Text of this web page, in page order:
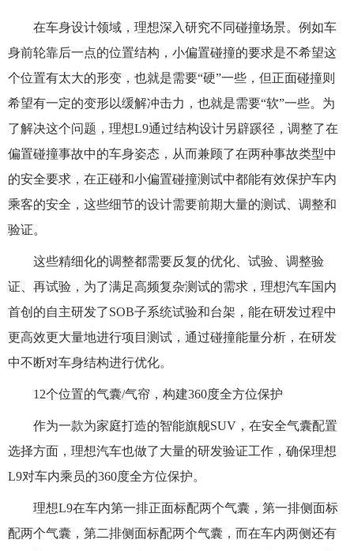
在车身设计领域，理想深入研究不同碰撞场景。例如车
身前轮靠后一点的位置结构，小偏置碰撞的要求是不希望这
个位置有太大的形变，也就是需要“硬”一些，但正面碰撞则
希望有一定的变形以缓解冲击力，也就是需要“软”一些。为
了解决这个问题，理想L9通过结构设计另辟蹊径，调整了在
偏置碰撞事故中的车身姿态，从而兼顾了在两种事故类型中
的安全要求，在正碰和小偏置碰撞测试中都能有效保护车内
乘客的安全，这些细节的设计需要前期大量的测试、调整和
验证。
这些精细化的调整都需要反复的优化、试验、调整验
证、再试验，为了满足高频复杂测试的需求，理想汽车国内
首创的自主研发了SOB子系统试验和台架，能在研发过程中
更高效更大量地进行项目测试，通过碰撞能量分析，在研发
中不断对车身结构进行优化。
12个位置的气囊/气帘，构建360度全方位保护
作为一款为家庭打造的智能旗舰SUV，在安全气囊配置
选择方面，理想汽车也做了大量的研发验证工作，确保理想
L9对车内乘员的360度全方位保护。
理想L9在车内第一排正面标配两个气囊，第一排侧面标
配两个气囊，第二排侧面标配两个气囊，而在车内两侧还有